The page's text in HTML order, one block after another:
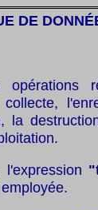
DE
la